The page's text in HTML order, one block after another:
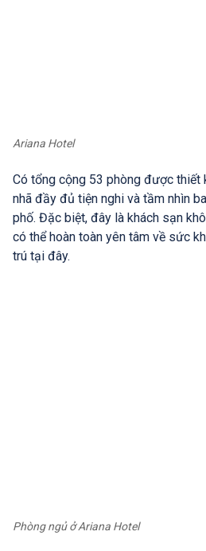
Ariana Hotel
Có tổng cộng 53 phòng được thiết
nhã đầy đủ tiện nghi và tầm nhìn
phố. Đặc biệt, đây là khách sạn
có thể hoàn toàn yên tâm về sức
trú tại đây.
Phòng ngủ ở Ariana Hotel